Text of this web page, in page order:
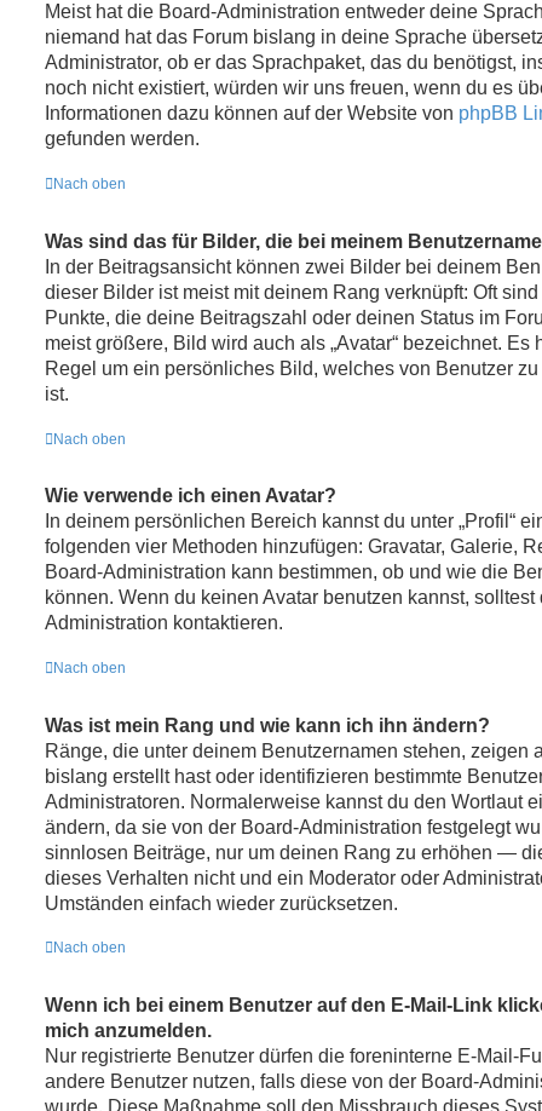
Meist hat die Board-Administration entweder deine
niemand hat das Forum bislang in deine Sprache
Administrator, ob er das Sprachpaket, das du benötigst,
noch nicht existiert, würden wir uns freuen, wenn du es
Informationen dazu können auf der Website von phpBB
gefunden werden.
Nach oben
Was sind das für Bilder, die bei meinem
In der Beitragsansicht können zwei Bilder bei deinem
dieser Bilder ist meist mit deinem Rang verknüpft: Oft
Punkte, die deine Beitragszahl oder deinen Status im
meist größere, Bild wird auch als „Avatar“ bezeichnet.
Regel um ein persönliches Bild, welches von Benutzer
ist.
Nach oben
Wie verwende ich einen Avatar?
In deinem persönlichen Bereich kannst du unter „Profil“
folgenden vier Methoden hinzufügen: Gravatar, Galerie,
Board-Administration kann bestimmen, ob und wie die
können. Wenn du keinen Avatar benutzen kannst, solltest
Administration kontaktieren.
Nach oben
Was ist mein Rang und wie kann ich ihn ändern?
Ränge, die unter deinem Benutzernamen stehen, zeigen
bislang erstellt hast oder identifizieren bestimmte
Administratoren. Normalerweise kannst du den Wortlaut
ändern, da sie von der Board-Administration festgelegt
sinnlosen Beiträge, nur um deinen Rang zu erhöhen —
dieses Verhalten nicht und ein Moderator oder
Umständen einfach wieder zurücksetzen.
Nach oben
Wenn ich bei einem Benutzer auf den E-Mail-Link
mich anzumelden.
Nur registrierte Benutzer dürfen die foreninterne E-Mail-
andere Benutzer nutzen, falls diese von der Board-
wurde. Diese Maßnahme soll den Missbrauch dieses